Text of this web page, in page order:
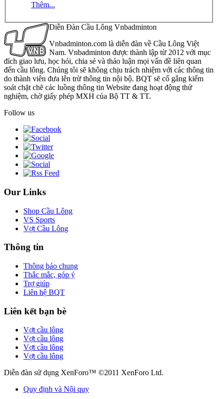
Thêm...
Diễn Đàn Cầu Lông Vnbadminton
Vnbadminton.com là diễn đàn về Cầu Lông Việt
Nam. Vnbadminton được thành lập từ 2012 với mục
đích giao lưu, học hỏi, chia sẻ và thảo luận mọi vấn đề liên quan
đến cầu lông. Chúng tôi sẽ không chịu trách nhiệm với các thông tin
do thành viên đưa lên trừ thông tin nội bộ. BQT sẽ cố gắng kiểm
soát chặt chẽ các luồng thông tin Website đang hoạt động thử
nghiệm, chờ giấy phép MXH của Bộ TT & TT.
Follow us
Our Links
Shop Cầu Lông
VS Sports
Vợt Cầu Lông
Thông tin
Thông báo chung
Thắc mắc, góp ý
Trợ giúp
Liên hệ BQT
Liên kết bạn bè
Vợt cầu lông
Vợt cầu lông
Vợt cầu lông
Vợt cầu lông
Diễn đàn sử dụng XenForo™ ©2011 XenForo Ltd.
Quy định và Nội quy